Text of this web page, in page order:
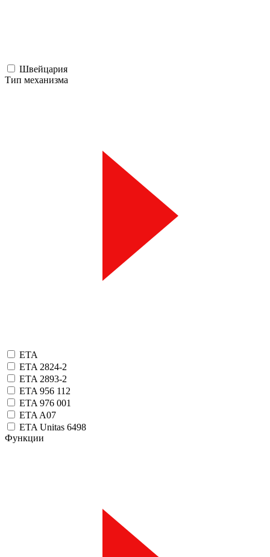
Швейцария
Тип механизма
ETA
ETA 2824-2
ETA 2893-2
ETA 956 112
ETA 976 001
ETA A07
ETA Unitas 6498
Функции